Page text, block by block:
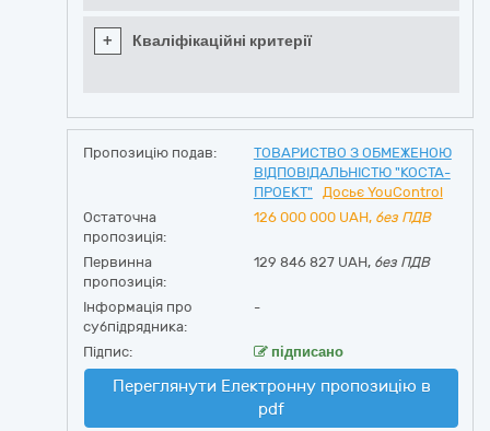
+ Кваліфікаційні критерії
Пропозицію подав:
ТОВАРИСТВО З ОБМЕЖЕНОЮ
ВІДПОВІДАЛЬНІСТЮ "КОСТА-
ПРОЕКТ"
Досьє YouControl
Остаточна
пропозиція:
126 000 000 UAH, без ПДВ
Первинна
пропозиція:
129 846 827 UAH, без ПДВ
Інформація про
субпідрядника:
-
Підпис: підписано
Переглянути Електронну пропозицію в
pdf